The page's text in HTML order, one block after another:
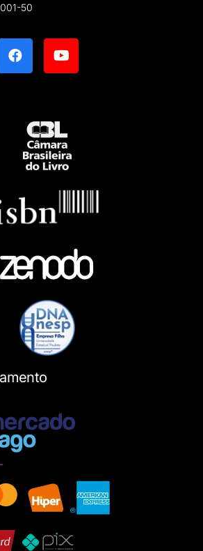
50